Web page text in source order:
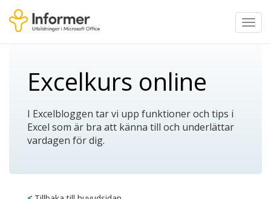
Excelkurs online
I Excelbloggen tar vi upp funktioner och tips i
Excel som är bra att känna till och underlättar
vardagen för dig.